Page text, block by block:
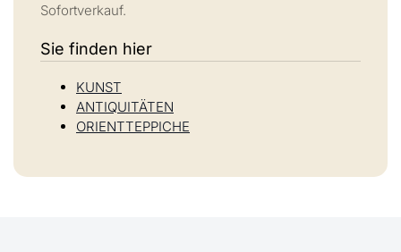
Sofortverkauf.
Sie finden hier
KUNST
ANTIQUITÄTEN
ORIENTTEPPICHE